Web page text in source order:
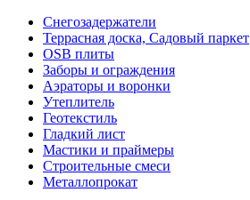
Снегозадержатели
Террасная доска, Садовый паркет
OSB плиты
Заборы и ограждения
Аэраторы и воронки
Утеплитель
Геотекстиль
Гладкий лист
Мастики и праймеры
Строительные смеси
Металлопрокат